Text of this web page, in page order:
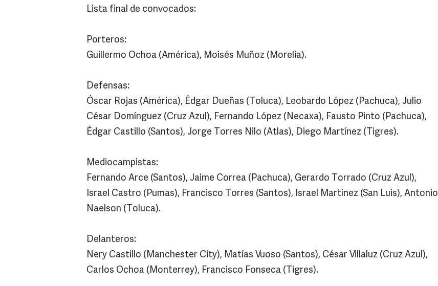
Lista final de convocados:
Porteros:
Guillermo Ochoa (América), Moisés Muñoz (Morelia).
Defensas:
Óscar Rojas (América), Édgar Dueñas (Toluca), Leobardo López (Pachuca), Julio
César Domínguez (Cruz Azul), Fernando López (Necaxa), Fausto Pinto (Pachuca),
Édgar Castillo (Santos), Jorge Torres Nilo (Atlas), Diego Martínez (Tigres).
Mediocampistas:
Fernando Arce (Santos), Jaime Correa (Pachuca), Gerardo Torrado (Cruz Azul),
Israel Castro (Pumas), Francisco Torres (Santos), Israel Martínez (San Luis), Antonio
Naelson (Toluca).
Delanteros:
Nery Castillo (Manchester City), Matías Vuoso (Santos), César Villaluz (Cruz Azul),
Carlos Ochoa (Monterrey), Francisco Fonseca (Tigres).